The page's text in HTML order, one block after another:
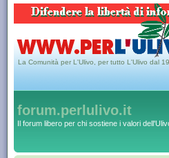
La Comunità per L'Ulivo, per tutto L'Ulivo dal
forum.perlulivo.it
Il forum libero per chi sostiene i valori